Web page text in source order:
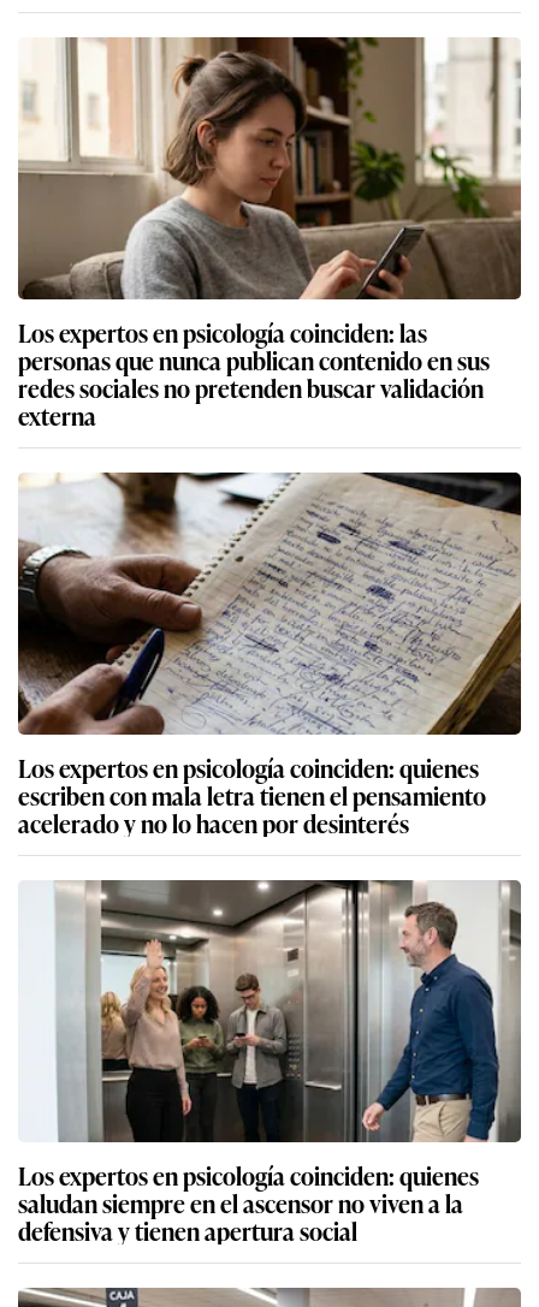
Los expertos en psicología coinciden: las
personas que nunca publican contenido en sus
redes sociales no pretenden buscar validación
externa
Los expertos en psicología coinciden: quienes
escriben con mala letra tienen el pensamiento
acelerado y no lo hacen por desinterés
Los expertos en psicología coinciden: quienes
saludan siempre en el ascensor no viven a la
defensiva y tienen apertura social